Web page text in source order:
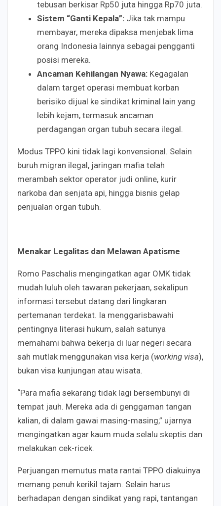
tebusan berkisar Rp50 juta hingga Rp70 juta.
Sistem “Ganti Kepala”: Jika tak mampu
membayar, mereka dipaksa menjebak lima
orang Indonesia lainnya sebagai pengganti
posisi mereka.
Ancaman Kehilangan Nyawa: Kegagalan
dalam target operasi membuat korban
berisiko dijual ke sindikat kriminal lain yang
lebih kejam, termasuk ancaman
perdagangan organ tubuh secara ilegal.
Modus TPPO kini tidak lagi konvensional. Selain
buruh migran ilegal, jaringan mafia telah
merambah sektor operator judi online, kurir
narkoba dan senjata api, hingga bisnis gelap
penjualan organ tubuh.
Menakar Legalitas dan Melawan Apatisme
Romo Paschalis mengingatkan agar OMK tidak
mudah luluh oleh tawaran pekerjaan, sekalipun
informasi tersebut datang dari lingkaran
pertemanan terdekat. Ia menggarisbawahi
pentingnya literasi hukum, salah satunya
memahami bahwa bekerja di luar negeri secara
sah mutlak menggunakan visa kerja (working visa),
bukan visa kunjungan atau wisata.
“Para mafia sekarang tidak lagi bersembunyi di
tempat jauh. Mereka ada di genggaman tangan
kalian, di dalam gawai masing-masing,” ujarnya
mengingatkan agar kaum muda selalu skeptis dan
melakukan cek-ricek.
Perjuangan memutus mata rantai TPPO diakuinya
memang penuh kerikil tajam. Selain harus
berhadapan dengan sindikat yang rapi, tantangan